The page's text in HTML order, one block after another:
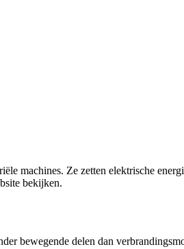
machines. Ze zetten elektrische
bekijken.
bewegende delen dan